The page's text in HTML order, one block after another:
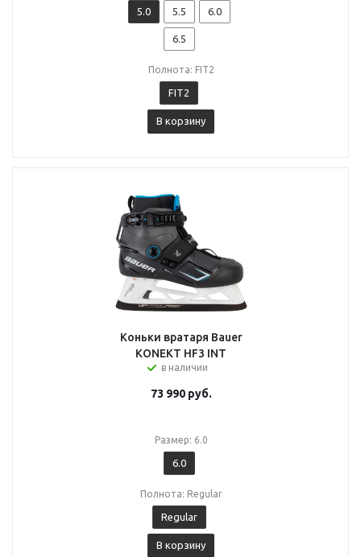
5.0 5.5 6.0
6.5
Полнота: FIT2
FIT2
В корзину
Коньки вратаря Bauer
KONEKT HF3 INT
в наличии
73 990руб.
Размер: 6.0
6.0
Полнота: Regular
Regular
В корзину